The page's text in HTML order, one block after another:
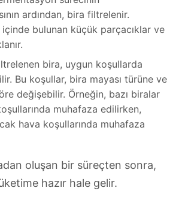
ardından, bira filtrelenir.
bulunan küçük parçacıklar ve
bira, uygun koşullarda
Bu koşullar, bira mayası türüne ve
değişebilir. Örneğin, bazı biralar
muhafaza edilirken,
hava koşullarında muhafaza
oluşan bir süreçten sonra,
hazır hale gelir.